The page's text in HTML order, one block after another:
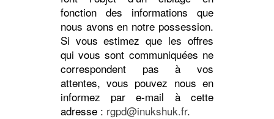
fonction des informations que
nous avons en notre possession.
Si vous estimez que les offres
qui vous sont communiquées ne
correspondent pas à vos
attentes, vous pouvez nous en
informez par e-mail à cette
adresse : rgpd@inukshuk.fr.